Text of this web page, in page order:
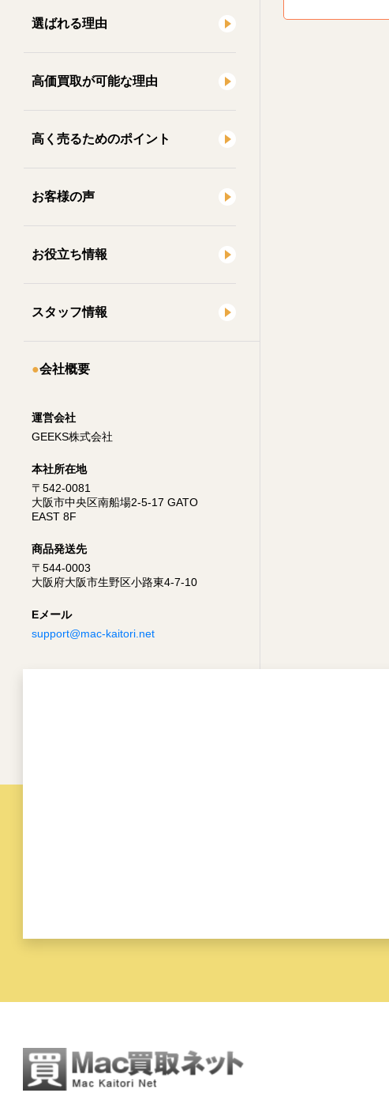
選ばれる理由
高価買取が可能な理由
高く売るためのポイント
お客様の声
お役立ち情報
スタッフ情報
会社概要
運営会社
GEEKS株式会社
本社所在地
〒542-0081
大阪市中央区南船場2-5-17 GATO
EAST 8F
商品発送先
〒544-0003
大阪府大阪市生野区小路東4-7-10
Eメール
support@mac-kaitori.net